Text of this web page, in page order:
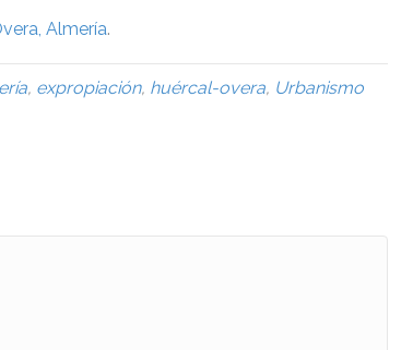
Almería.
, expropiación, huércal-overa, Urbanismo